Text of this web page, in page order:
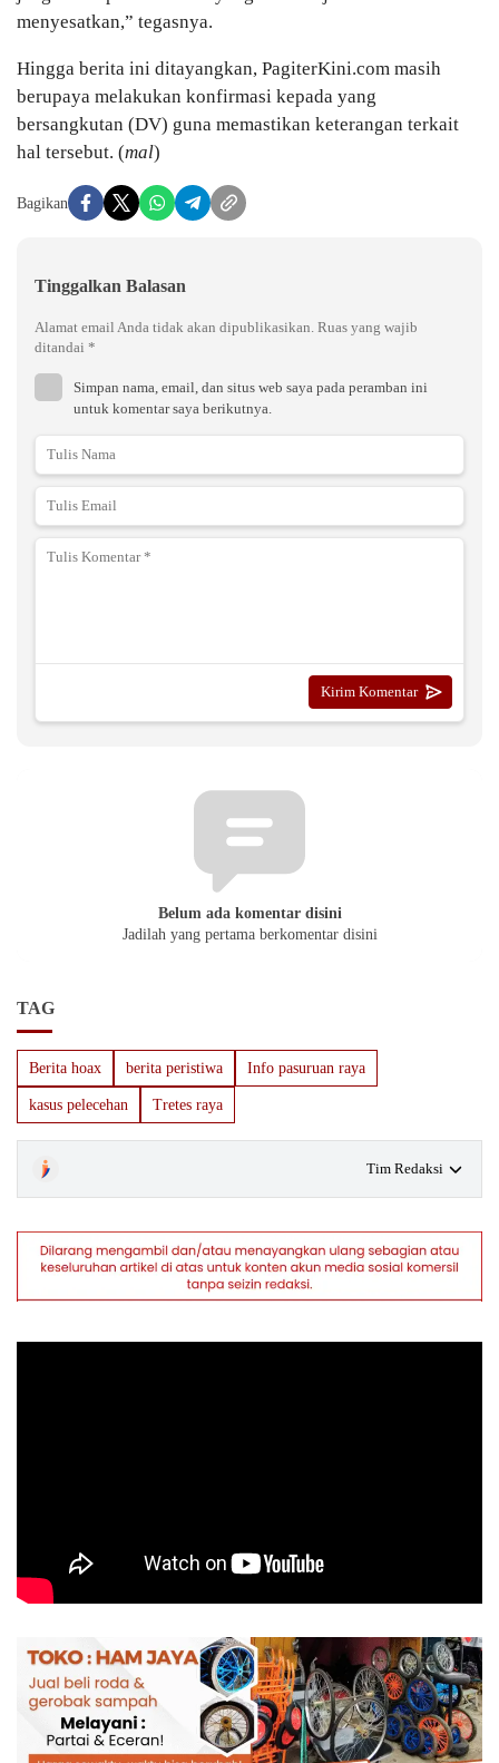
menyesatkan,” tegasnya.
Hingga berita ini ditayangkan, PagiterKini.com masih
berupaya melakukan konfirmasi kepada yang
bersangkutan (DV) guna memastikan keterangan terkait
hal tersebut. (mal)
Bagikan
Tinggalkan Balasan
Alamat email Anda tidak akan dipublikasikan. Ruas yang wajib
ditandai *
Simpan nama, email, dan situs web saya pada peramban ini
untuk komentar saya berikutnya.
Belum ada komentar disini
Jadilah yang pertama berkomentar disini
TAG
Berita hoax berita peristiwa Info pasuruan raya
kasus pelecehan Tretes raya
Tim Redaksi